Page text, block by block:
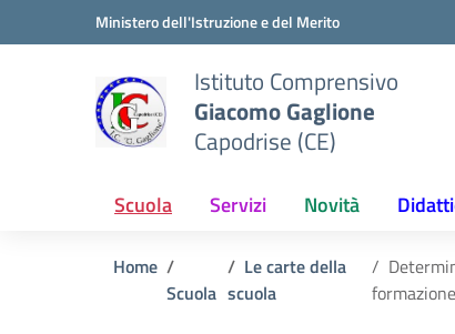
Vai ai contenuti
Vai al menu di navigazioneMinistero dell'Istruzione e del Merito
Istituto Comprensivo
Giacomo Gaglione
Capodrise (CE)
Scuola Servizi Novità
Home
Scuola
Le carte della
scuola